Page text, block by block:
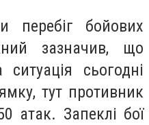
перебіг бойових
зазначив, що
сьогодні
тут противник
атак. Запеклі бої